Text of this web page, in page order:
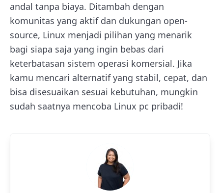
andal tanpa biaya. Ditambah dengan
komunitas yang aktif dan dukungan open-
source, Linux menjadi pilihan yang menarik
bagi siapa saja yang ingin bebas dari
keterbatasan sistem operasi komersial. Jika
kamu mencari alternatif yang stabil, cepat, dan
bisa disesuaikan sesuai kebutuhan, mungkin
sudah saatnya mencoba Linux pc pribadi!